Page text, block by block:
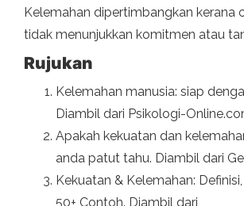
Kelemahan dipertimbangkan kerana
tidak menunjukkan komitmen atau
Rujukan
Kelemahan manusia: siap
Diambil dari Psikologi-
Apakah kekuatan dan
anda patut tahu. Diambil dari
Kekuatan & Kelemahan:
50+ Contoh. Diambil dari